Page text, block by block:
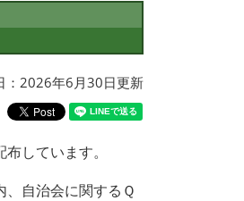
：2026年6月30日更新
しています。
自治会に関するＱ